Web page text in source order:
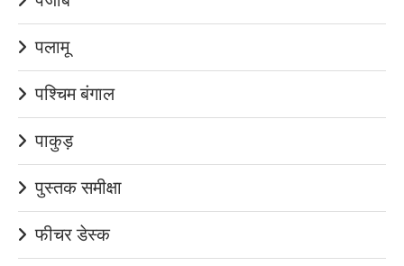
पलामू
पश्चिम बंगाल
पाकुड़
पुस्तक समीक्षा
फीचर डेस्क